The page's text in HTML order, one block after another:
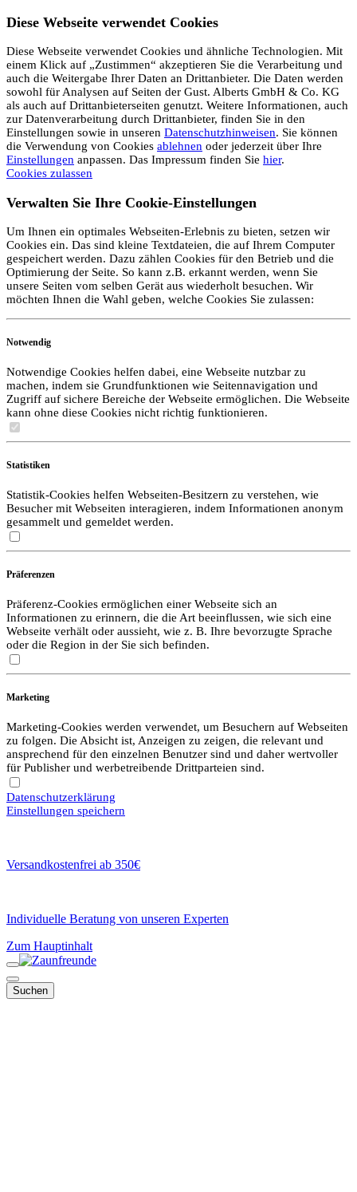
Diese Webseite verwendet Cookies
Diese Webseite verwendet Cookies und ähnliche Technologien. Mit
einem Klick auf „Zustimmen“ akzeptieren Sie die Verarbeitung und
auch die Weitergabe Ihrer Daten an Drittanbieter. Die Daten werden
sowohl für Analysen auf Seiten der Gust. Alberts GmbH & Co. KG
als auch auf Drittanbieterseiten genutzt. Weitere Informationen, auch
zur Datenverarbeitung durch Drittanbieter, finden Sie in den
Einstellungen sowie in unseren Datenschutzhinweisen. Sie können
die Verwendung von Cookies ablehnen oder jederzeit über Ihre
Einstellungen anpassen. Das Impressum finden Sie hier.
Cookies zulassen
Verwalten Sie Ihre Cookie-Einstellungen
Um Ihnen ein optimales Webseiten-Erlebnis zu bieten, setzen wir
Cookies ein. Das sind kleine Textdateien, die auf Ihrem Computer
gespeichert werden. Dazu zählen Cookies für den Betrieb und die
Optimierung der Seite. So kann z.B. erkannt werden, wenn Sie
unsere Seiten vom selben Gerät aus wiederholt besuchen. Wir
möchten Ihnen die Wahl geben, welche Cookies Sie zulassen:
Notwendig
Notwendige Cookies helfen dabei, eine Webseite nutzbar zu
machen, indem sie Grundfunktionen wie Seitennavigation und
Zugriff auf sichere Bereiche der Webseite ermöglichen. Die Webseite
kann ohne diese Cookies nicht richtig funktionieren.
Statistiken
Statistik-Cookies helfen Webseiten-Besitzern zu verstehen, wie
Besucher mit Webseiten interagieren, indem Informationen anonym
gesammelt und gemeldet werden.
Präferenzen
Präferenz-Cookies ermöglichen einer Webseite sich an
Informationen zu erinnern, die die Art beeinflussen, wie sich eine
Webseite verhält oder aussieht, wie z. B. Ihre bevorzugte Sprache
oder die Region in der Sie sich befinden.
Marketing
Marketing-Cookies werden verwendet, um Besuchern auf Webseiten
zu folgen. Die Absicht ist, Anzeigen zu zeigen, die relevant und
ansprechend für den einzelnen Benutzer sind und daher wertvoller
für Publisher und werbetreibende Drittparteien sind.
Datenschutzerklärung
Einstellungen speichern
Versandkostenfrei ab 350€
Individuelle Beratung von unseren Experten
Zum Hauptinhalt
Suchen